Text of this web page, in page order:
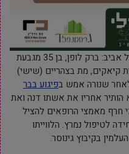
אביב:
ברק לופן, בן 35 מגבעת
קיאקים, מת בצהריים (שישי)
לאחר שנורה אמש בפיגוע בבר
הותיר אחריו את אשתו דנה ואת
חרף מאמצי הרופאים להציל
לטיפול נמרץ. הלווייתו